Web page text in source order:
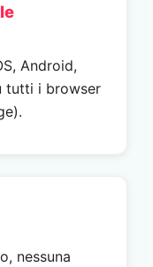
Android,
tutti i browser
nessuna